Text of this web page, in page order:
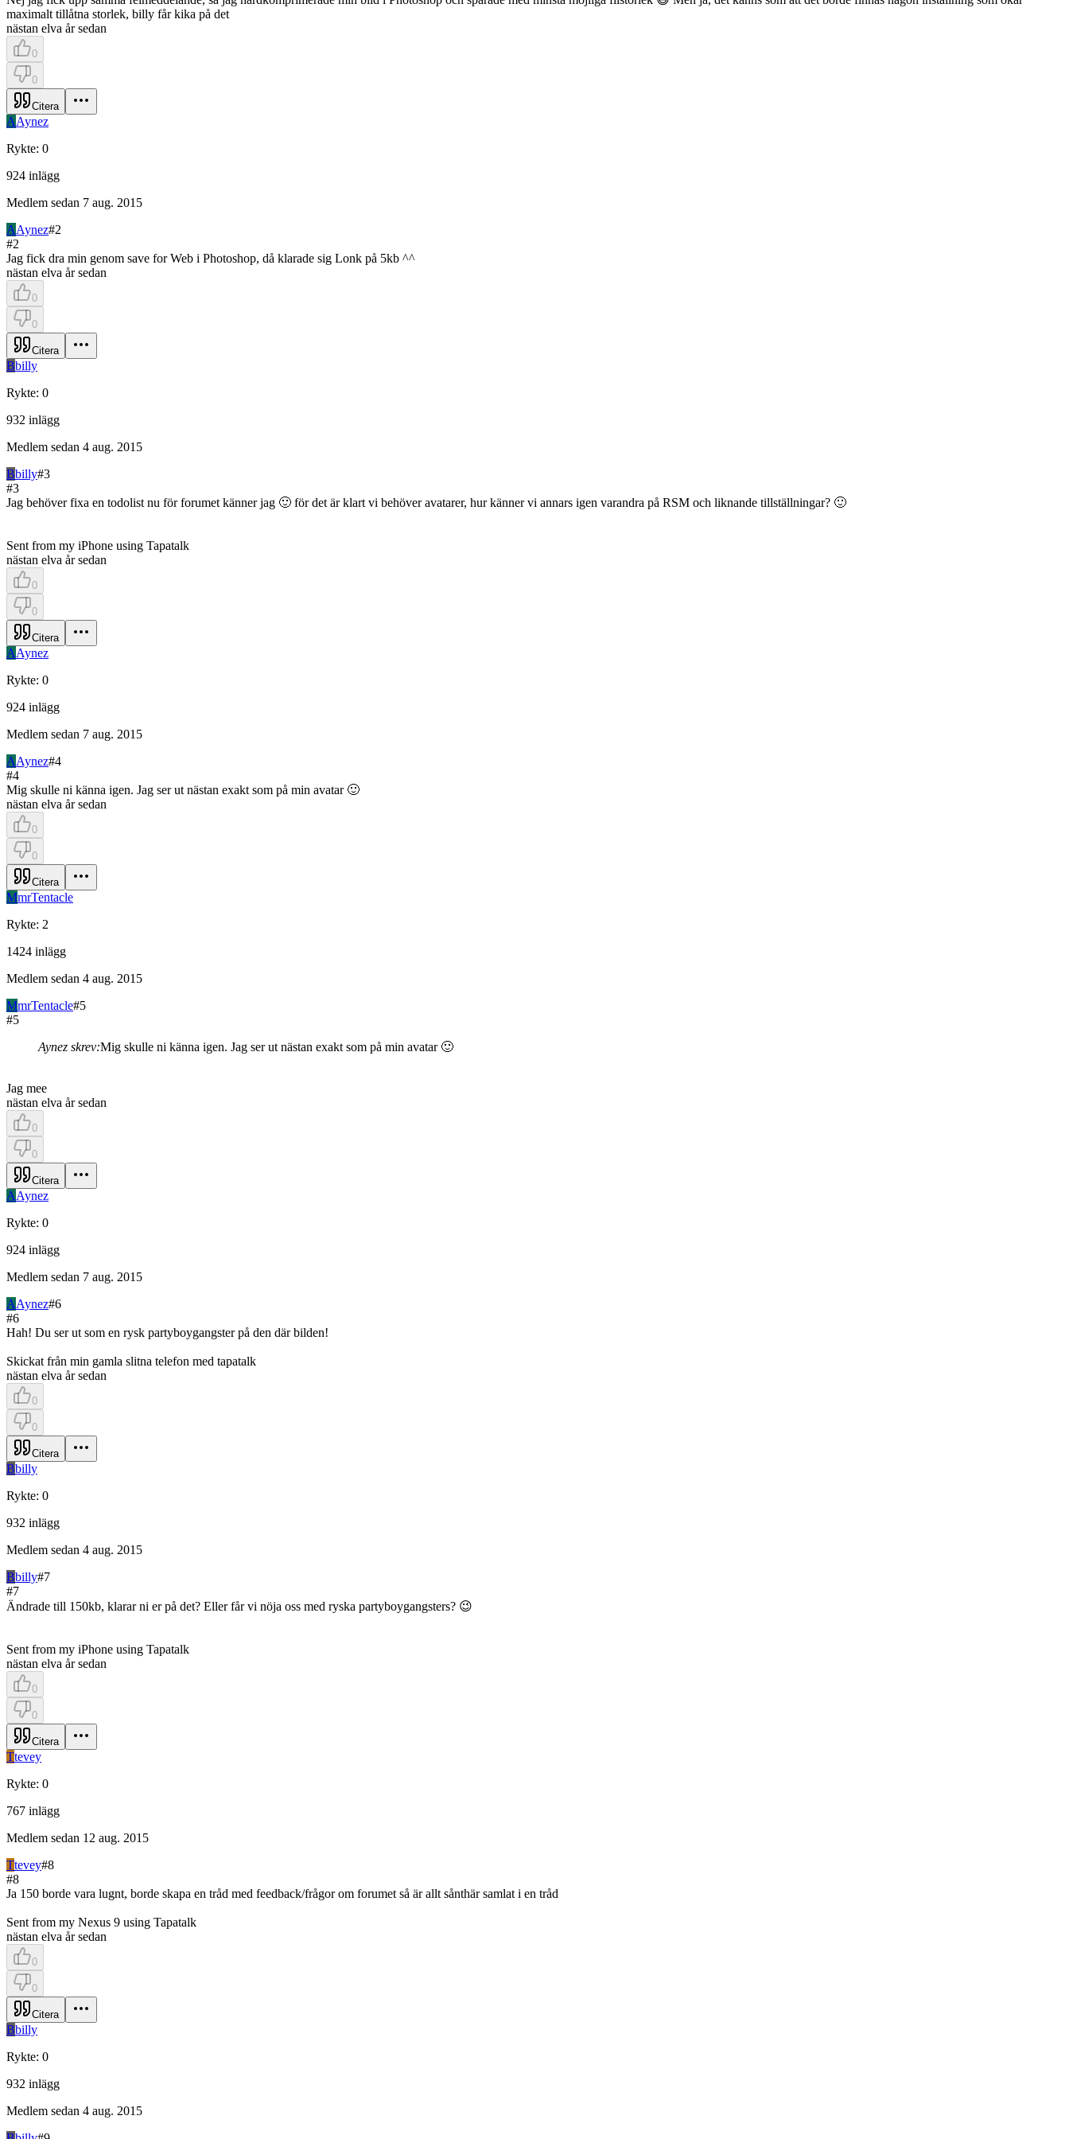
maximalt tillåtna storlek, billy får kika på det
nästan elva år sedan
0
0
Citera
AAynez
Rykte: 0
924 inlägg
Medlem sedan 7 aug. 2015
AAynez#2
#2
Jag fick dra min genom save for Web i Photoshop, då klarade sig Lonk på 5kb ^^
nästan elva år sedan
0
0
Citera
Bbilly
Rykte: 0
932 inlägg
Medlem sedan 4 aug. 2015
Bbilly#3
#3
Jag behöver fixa en todolist nu för forumet känner jag 🙂 för det är klart vi behöver avatarer, hur känner vi annars igen varandra på RSM och liknande tillställningar? 🙂
Sent from my iPhone using Tapatalk
nästan elva år sedan
0
0
Citera
AAynez
Rykte: 0
924 inlägg
Medlem sedan 7 aug. 2015
AAynez#4
#4
Mig skulle ni känna igen. Jag ser ut nästan exakt som på min avatar 🙂
nästan elva år sedan
0
0
Citera
MmrTentacle
Rykte: 2
1424 inlägg
Medlem sedan 4 aug. 2015
MmrTentacle#5
#5
Aynez skrev:Mig skulle ni känna igen. Jag ser ut nästan exakt som på min avatar 🙂
Jag mee
nästan elva år sedan
0
0
Citera
AAynez
Rykte: 0
924 inlägg
Medlem sedan 7 aug. 2015
AAynez#6
#6
Hah! Du ser ut som en rysk partyboygangster på den där bilden!
Skickat från min gamla slitna telefon med tapatalk
nästan elva år sedan
0
0
Citera
Bbilly
Rykte: 0
932 inlägg
Medlem sedan 4 aug. 2015
Bbilly#7
#7
Ändrade till 150kb, klarar ni er på det? Eller får vi nöja oss med ryska partyboygangsters? 😉
Sent from my iPhone using Tapatalk
nästan elva år sedan
0
0
Citera
Ttevey
Rykte: 0
767 inlägg
Medlem sedan 12 aug. 2015
Ttevey#8
#8
Ja 150 borde vara lugnt, borde skapa en tråd med feedback/frågor om forumet så är allt sånthär samlat i en tråd
Sent from my Nexus 9 using Tapatalk
nästan elva år sedan
0
0
Citera
Bbilly
Rykte: 0
932 inlägg
Medlem sedan 4 aug. 2015